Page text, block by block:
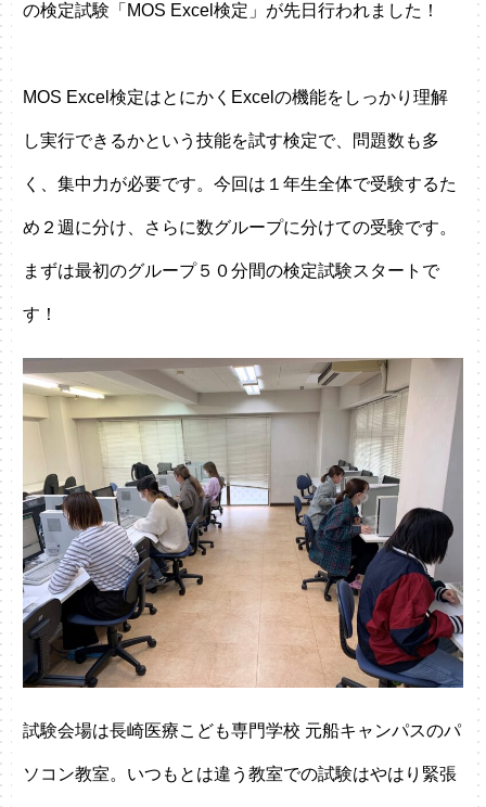
の検定試験「MOS Excel検定」が先日行われました！
MOS Excel検定はとにかくExcelの機能をしっかり理解
し実行できるかという技能を試す検定で、問題数も多
く、集中力が必要です。今回は１年生全体で受験するた
め２週に分け、さらに数グループに分けての受験です。
まずは最初のグループ５０分間の検定試験スタートで
す！
試験会場は長崎医療こども専門学校 元船キャンパスのパ
ソコン教室。いつもとは違う教室での試験はやはり緊張